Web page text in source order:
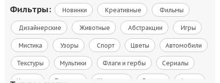
Фильтры: Новинки Креативные Фильмы
Дизайнерские Животные Абстракции Игры
Мистика Узоры Спорт Цветы Автомобили
Текстуры Мультики Флаги и гербы Сериалы
Космос Природа Живопись Города Армия